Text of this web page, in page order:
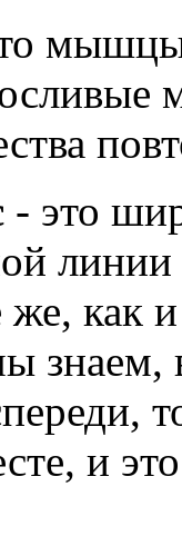
- это
же,
знаем,
и